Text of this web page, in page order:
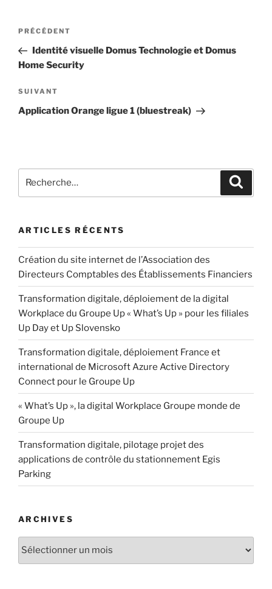
PRÉCÉDENT
Identité visuelle Domus Technologie et Domus
Home Security
SUIVANT
Application Orange ligue 1 (bluestreak)
ARTICLES RÉCENTS
Création du site internet de l’Association des
Directeurs Comptables des Établissements Financiers
Transformation digitale, déploiement de la digital
Workplace du Groupe Up « What’s Up » pour les filiales
Up Day et Up Slovensko
Transformation digitale, déploiement France et
international de Microsoft Azure Active Directory
Connect pour le Groupe Up
« What’s Up », la digital Workplace Groupe monde de
Groupe Up
Transformation digitale, pilotage projet des
applications de contrôle du stationnement Egis
Parking
ARCHIVES